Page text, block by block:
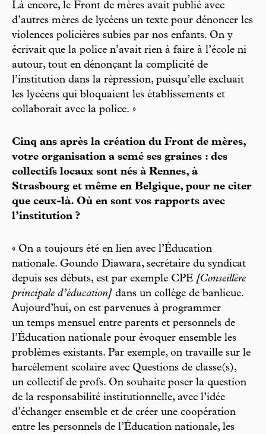
Là encore, le Front de mères avait publié avec
d’autres mères de lycéens un texte pour dénoncer les
violences policières subies par nos enfants. On y
écrivait que la police n’avait rien à faire à l’école ni
autour, tout en dénonçant la complicité de
l’institution dans la répression, puisqu’elle excluait
les lycéens qui bloquaient les établissements et
collaborait avec la police. »
Cinq ans après la création du Front de mères,
votre organisation a semé ses graines : des
collectifs locaux sont nés à Rennes, à
Strasbourg et même en Belgique, pour ne citer
que ceux-là. Où en sont vos rapports avec
l’institution ?
« On a toujours été en lien avec l’Éducation
nationale. Goundo Diawara, secrétaire du syndicat
depuis ses débuts, est par exemple CPE [Conseillère
principale d’éducation] dans un collège de banlieue.
Aujourd’hui, on est parvenues à programmer
un temps mensuel entre parents et personnels de
l’Éducation nationale pour évoquer ensemble les
problèmes existants. Par exemple, on travaille sur le
harcèlement scolaire avec Questions de classe(s),
un collectif de profs. On souhaite poser la question
de la responsabilité institutionnelle, avec l’idée
d’échanger ensemble et de créer une coopération
entre les personnels de l’Éducation nationale, les